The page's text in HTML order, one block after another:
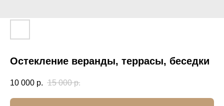
Остекление веранды, террасы, беседки
10 000 р. 15 000 р.